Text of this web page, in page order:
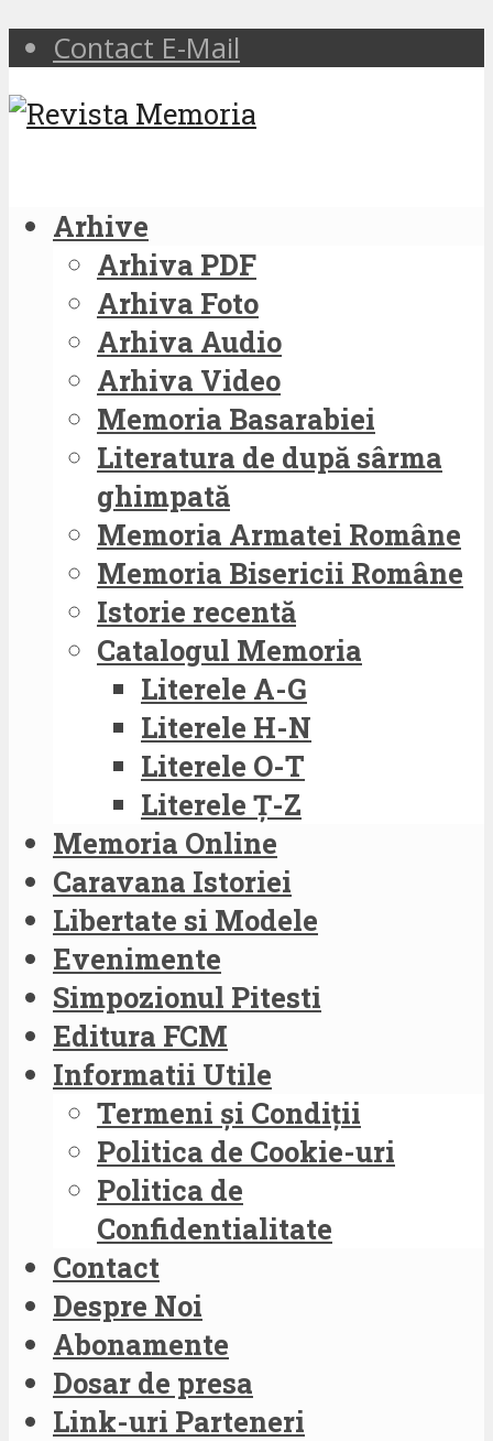
Contact E-Mail
Arhive
Arhiva PDF
Arhiva Foto
Arhiva Audio
Arhiva Video
Memoria Basarabiei
Literatura de după sârma
ghimpată
Memoria Armatei Române
Memoria Bisericii Române
Istorie recentă
Catalogul Memoria
Literele A-G
Literele H-N
Literele O-T
Literele Ț-Z
Memoria Online
Caravana Istoriei
Libertate si Modele
Evenimente
Simpozionul Pitesti
Editura FCM
Informatii Utile
Termeni și Condiții
Politica de Cookie-uri
Politica de
Confidentialitate
Contact
Despre Noi
Abonamente
Dosar de presa
Link-uri Parteneri